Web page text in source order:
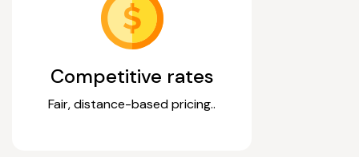
Competitive rates
Fair, distance-based pricing..